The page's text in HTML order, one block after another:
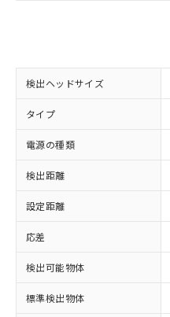
検出ヘッドサイズ
タイプ
電源の種類
検出距離
設定距離
応差
検出可能物体
標準検出物体